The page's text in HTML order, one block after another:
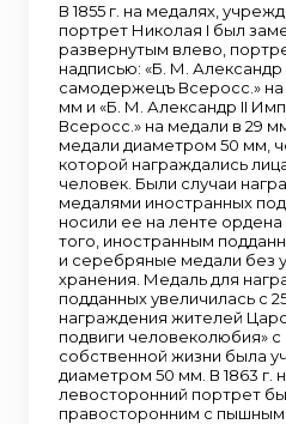
В 1855 г. на медалях,
портрет Николая I был
развернутым влево,
надписью: «Б. М.
самодержецъ Всеросс.»
мм и «Б. М. Александр II
Всеросс.» на медали в 29
медали диаметром 50 мм,
которой награждались
человек. Были случаи
медалями иностранных
носили ее на ленте
того, иностранным
и серебряные медали без
хранения. Медаль для
подданных увеличилась с
награждения жителей
подвиги человеколюбия»
собственной жизни была
диаметром 50 мм. В 1863 г.
левосторонний портрет
правосторонним с